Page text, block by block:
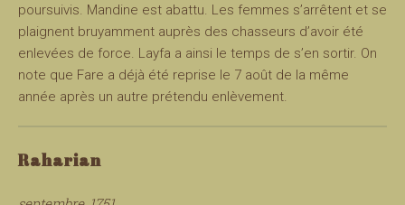
poursuivis. Mandine est abattu. Les femmes s’arrêtent et se
plaignent bruyamment auprès des chasseurs d’avoir été
enlevées de force. Layfa a ainsi le temps de s’en sortir. On
note que Fare a déjà été reprise le 7 août de la même
année après un autre prétendu enlèvement.
Raharian